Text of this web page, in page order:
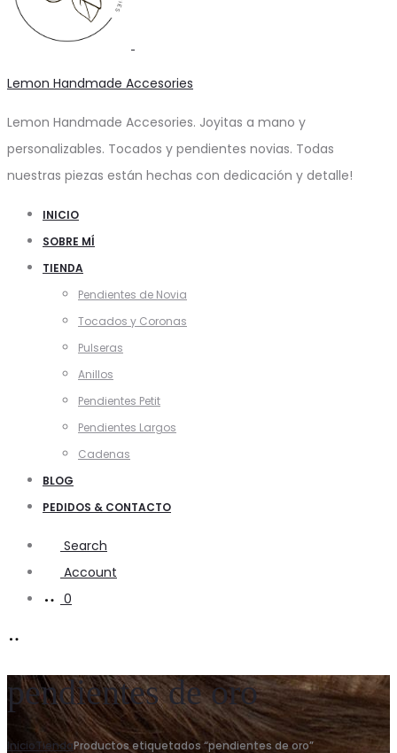
Lemon Handmade Accesories
Lemon Handmade Accesories. Joyitas a mano y
personalizables. Tocados y pendientes novias. Todas
nuestras piezas están hechas con dedicación y detalle!
INICIO
SOBRE MÍ
TIENDA
Pendientes de Novia
Tocados y Coronas
Pulseras
Anillos
Pendientes Petit
Pendientes Largos
Cadenas
BLOG
PEDIDOS & CONTACTO
Search
Account
0
pendientes de oro
InicioTiendaProductos etiquetados “pendientes de oro”